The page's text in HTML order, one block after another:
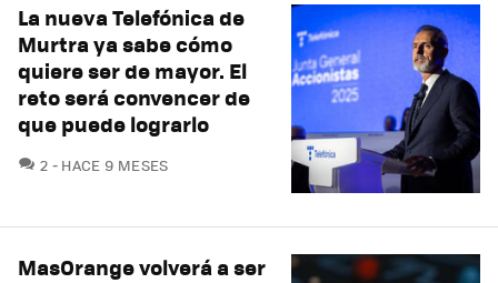
La nueva Telefónica de
Murtra ya sabe cómo
quiere ser de mayor. El
reto será convencer de
que puede lograrlo
2 COMENTARIOS
HACE 9 MESES
MasOrange volverá a ser